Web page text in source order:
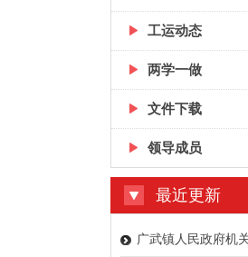
工运动态
两学一做
文件下载
领导成员
最近更新
广武镇人民政府机